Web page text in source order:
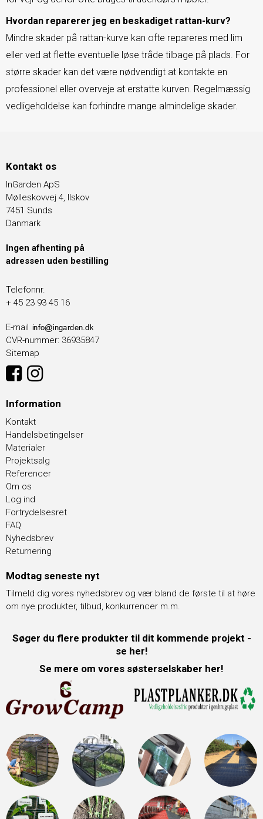
Hvordan reparerer jeg en beskadiget rattan-kurv?
Mindre skader på rattan-kurve kan ofte repareres med lim
eller ved at flette eventuelle løse tråde tilbage på plads. For
større skader kan det være nødvendigt at kontakte en
professionel eller overveje at erstatte kurven. Regelmæssig
vedligeholdelse kan forhindre mange almindelige skader.
Kontakt os
InGarden ApS
Mølleskovvej 4, Ilskov
7451 Sunds
Danmark
Ingen afhenting på
adressen uden bestilling
Telefonnr.
+ 45 23 93 45 16
E-mail
CVR-nummer: 36935847
Sitemap
Information
Kontakt
Handelsbetingelser
Materialer
Projektsalg
Referencer
Om os
Log ind
Fortrydelsesret
FAQ
Nyhedsbrev
Returnering
Modtag seneste nyt
Tilmeld dig vores nyhedsbrev og vær bland de første til at høre
om nye produkter, tilbud, konkurrencer m.m.
Søger du flere produkter til dit kommende projekt -
se her!
Se mere om vores søsterselskaber her!